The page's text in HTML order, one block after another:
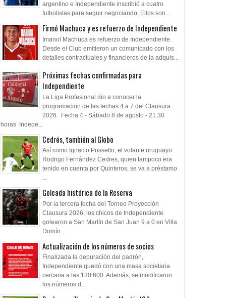
argentino e Independiente inscribió a cuatro
futbolistas para seguir negociando. Ellos son...
Firmó Machuca y es refuerzo de Independiente
Imanol Machuca es refuerzo de Independiente.
Desde el Club emitieron un comunicado con los
detalles contractuales y financieros de la adquis...
Próximas fechas confirmadas para
Independiente
La Liga Profesional dio a conocer la
programacion de las fechas 4 a 7 del Clausura
2026. Fecha 4 - Sábado 8 de agosto - 21.30
horas Indepe...
Cedrés, también al Globo
Así como Ignacio Pussetto, el volante uruguayo
Rodrigo Fernández Cedres, quien tampoco era
tenido en cuenta por Quinteros, se va a préstamo
...
Goleada histórica de la Reserva
Por la tercera fecha del Torneo Proyección
Clausura 2026, los chicos de Independiente
golearon a San Martín de San Juan 9 a 0 en Villa
Domín...
Actualización de los números de socios
Finalizada la depuración del padrón,
Independiente quedó con una masa societaria
cercana a las 130.600. Además, se modificaron
los números d...